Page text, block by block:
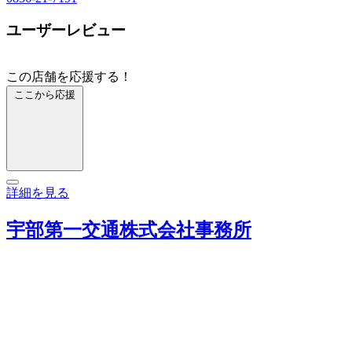
ユーザーレビュー
この店舗を応援する！
ここから応援
詳細を見る
宇部第一交通株式会社事務所